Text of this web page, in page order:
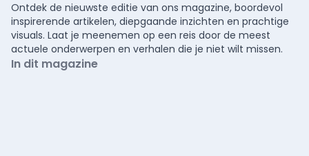
Ontdek de nieuwste editie van ons magazine, boordevol
inspirerende artikelen, diepgaande inzichten en prachtige
visuals. Laat je meenemen op een reis door de meest
actuele onderwerpen en verhalen die je niet wilt missen.
In dit magazine